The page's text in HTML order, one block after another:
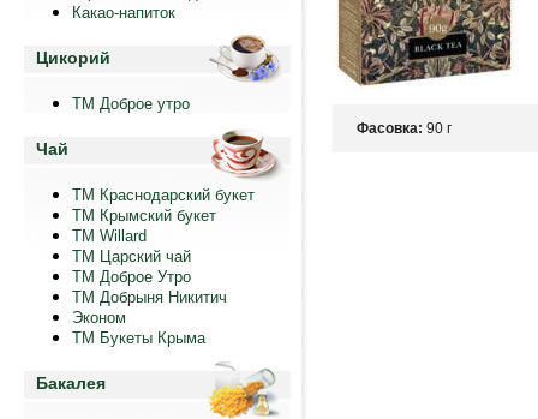
Какао-напиток
Цикорий
ТМ Доброе утро
Чай
ТМ Краснодарский букет
ТМ Крымский букет
ТМ Willard
ТМ Царский чай
ТМ Доброе Утро
ТМ Добрыня Никитич
Эконом
ТМ Букеты Крыма
Бакалея
Фасовка: 90 г